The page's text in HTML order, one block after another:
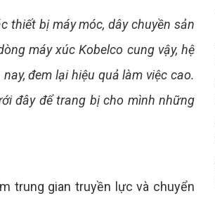
thiết bị máy móc, dây chuyền sản
máy xúc Kobelco cung vậy, hệ
đem lại hiệu quả làm việc cao.
đây để trang bị cho mình những
trung gian truyền lực và chuyển